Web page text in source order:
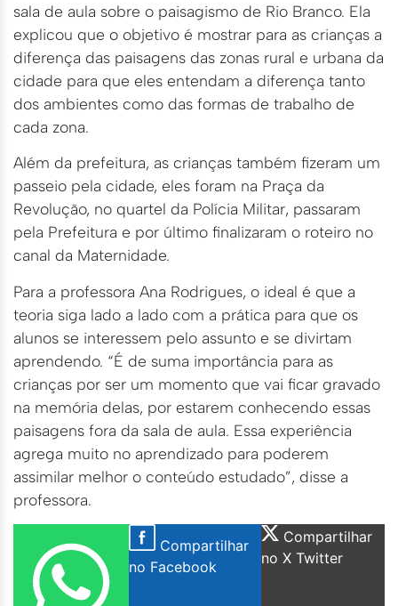
sala de aula sobre o paisagismo de Rio Branco. Ela
explicou que o objetivo é mostrar para as crianças a
diferença das paisagens das zonas rural e urbana da
cidade para que eles entendam a diferença tanto
dos ambientes como das formas de trabalho de
cada zona.
Além da prefeitura, as crianças também fizeram um
passeio pela cidade, eles foram na Praça da
Revolução, no quartel da Polícia Militar, passaram
pela Prefeitura e por último finalizaram o roteiro no
canal da Maternidade.
Para a professora Ana Rodrigues, o ideal é que a
teoria siga lado a lado com a prática para que os
alunos se interessem pelo assunto e se divirtam
aprendendo. “É de suma importância para as
crianças por ser um momento que vai ficar gravado
na memória delas, por estarem conhecendo essas
paisagens fora da sala de aula. Essa experiência
agrega muito no aprendizado para poderem
assimilar melhor o conteúdo estudado”, disse a
professora.
Compartilhar
no Facebook
Compartilhar
no X Twitter